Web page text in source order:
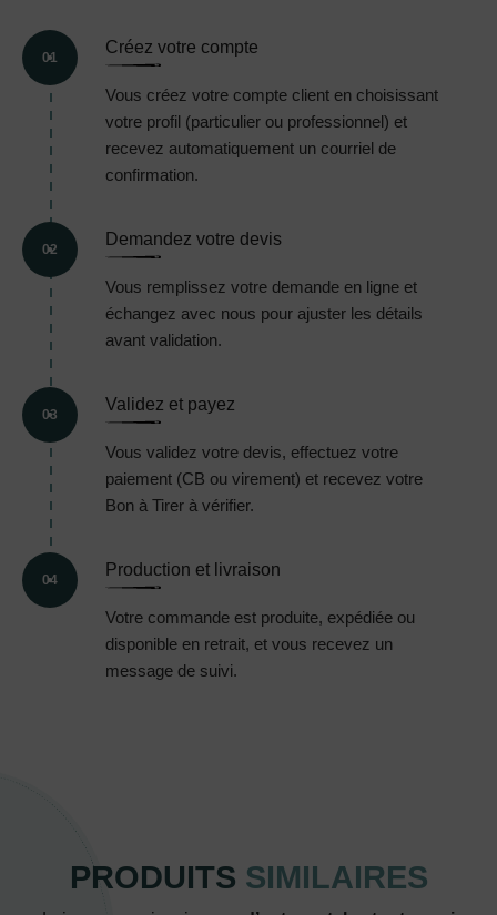
01
Créez votre compte
Vous créez votre compte client en choisissant
votre profil (particulier ou professionnel) et
recevez automatiquement un courriel de
confirmation.
02
Demandez votre devis
Vous remplissez votre demande en ligne et
échangez avec nous pour ajuster les détails
avant validation.
03
Validez et payez
Vous validez votre devis, effectuez votre
paiement (CB ou virement) et recevez votre
Bon à Tirer à vérifier.
04
Production et livraison
Votre commande est produite, expédiée ou
disponible en retrait, et vous recevez un
message de suivi.
PRODUITS SIMILAIRES